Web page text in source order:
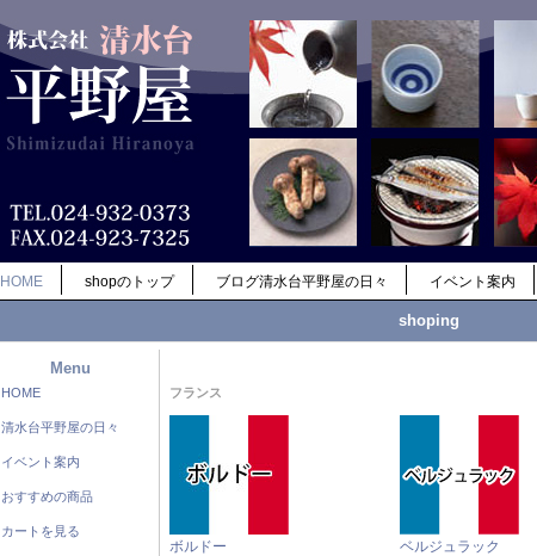
HOME shopのトップ ブログ清水台平野屋の日々 イベント案内
shoping
Menu
HOME
清水台平野屋の日々
イベント案内
おすすめの商品
カートを見る
フランス
ボルドー ベルジュラック